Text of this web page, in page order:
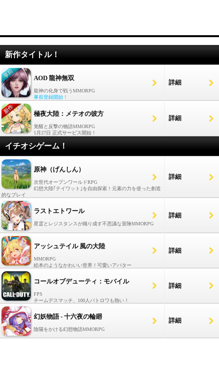
新作タイトル！
AOD 龍神無双
龍神の化身で戦うMMORPG
事前登録開始！
詳細
極夜大陸：メテオの彼方
覚醒と反撃の物語MMORPG
1月27日 正式サービス開始！
詳細
イチオシゲーム！
原神（げんしん）
次世代オープンワールドRPG
幻想大陸｢テイワット｣を自由探索！元素の力を使った創造
的なプレイ
詳細
ラストエトワール
星霊とレジスタンスが織り成す不思議な冒険MMORPG
詳細
アッシュテイル 風の大陸
MMORPG
絵本のようなかわいい世界！可愛いアバター
詳細
コールオブデューティ：モバイル
FPS
チームデスマッチ、100人バトロワも熱い！
詳細
幻妖物語 - 十六夜の輪廻
陰陽をかける幻想物語MMORPG
詳細